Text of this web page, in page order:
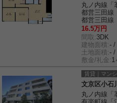
丸ノ内線「
都営三田線
都営三田線
16.5万円
間取: 3DK
建物面積:- /
土地面積:- /
敷金/礼金: 1
賃貸｜マン
文京区小石
丸ノ内線「